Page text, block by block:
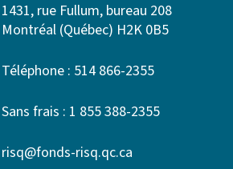
1431, rue Fullum, bureau 208
Montréal (Québec) H2K 0B5
Téléphone : 514 866-2355
Sans frais : 1 855 388-2355
risq@fonds-risq.qc.ca